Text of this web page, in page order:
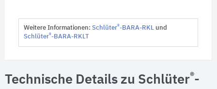
Weitere Informationen: Schlüter®-BARA-RKL
und
Schlüter®-BARA-RKLT
Technische Details zu Schlüter®-